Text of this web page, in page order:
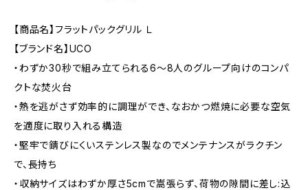
【商品名】フラットパックグリル Ｌ
【ブランド名】UCO
・わずか30秒で組み立てられる6〜8人のグループ向けのコンパ
クトな焚火台
・熱を逃がさず効率的に調理ができ、なおかつ燃焼に必要な空気
を適度に取り入れる構造
・堅牢で錆びにくいステンレス製なのでメンテナンスがラクチン
で、長持ち
・収納サイズはわずか厚さ5cmで嵩張らず、荷物の隙間に差し:込